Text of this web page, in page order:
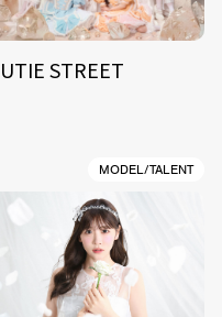
STREET
MODEL/TALENT